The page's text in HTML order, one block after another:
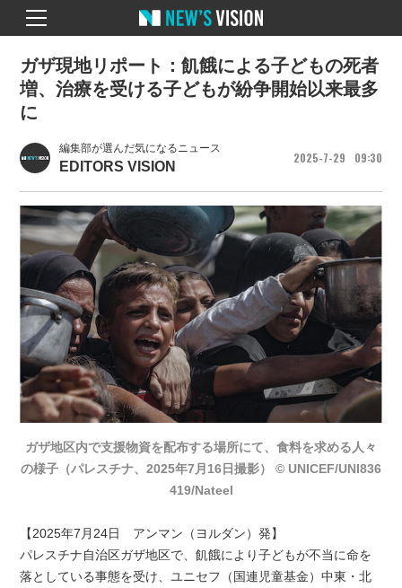
編集部が選んだ気になるニュース
EDITORS VISION
2025 7 29 09 30
ガザ現地リポート：飢餓による子どもの死者
増、治療を受ける子どもが紛争開始以来最多
に
ガザ地区内で支援物資を配布する場所にて、食料を求める人々
の様子（パレスチナ、2025年7月16日撮影） © UNICEF/UNI836
419/Nateel
【2025年7月24日 アンマン（ヨルダン）発】
パレスチナ自治区ガザ地区で、飢餓により子どもが不当に命を
落としている事態を受け、ユニセフ（国連児童基金）中東・北